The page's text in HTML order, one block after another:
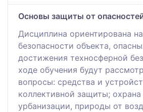
Основы защиты от
Дисциплина ориентирована
безопасности объекта,
достижения техносферной
ходе обучения будут
вопросы: средства и
коллективной защиты;
урбанизации, природы от